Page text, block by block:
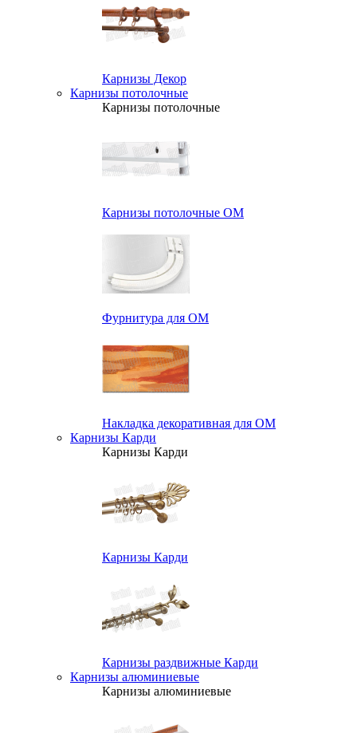
Карнизы Декор
Карнизы потолочные
Карнизы потолочные
Карнизы потолочные ОМ
Фурнитура для ОМ
Накладка декоративная для ОМ
Карнизы Карди
Карнизы Карди
Карнизы Карди
Карнизы раздвижные Карди
Карнизы алюминиевые
Карнизы алюминиевые